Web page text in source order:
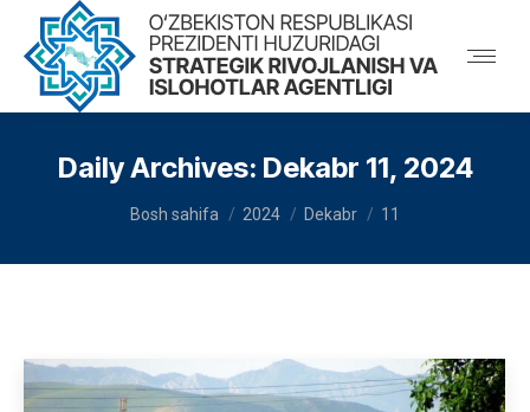
Daily Archives: Dekabr 11, 2024
You are here:
Bosh sahifa 2024 Dekabr 11